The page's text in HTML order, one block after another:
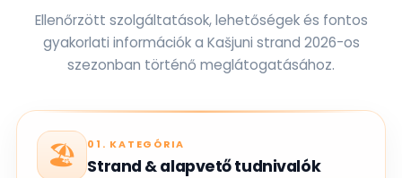
Ellenőrzött szolgáltatások, lehetőségek és fontos
gyakorlati információk a Kašjuni strand 2026-os
szezonban történő meglátogatásához.
🏖️ 01. KATEGÓRIA
Strand & alapvető tudnivalók